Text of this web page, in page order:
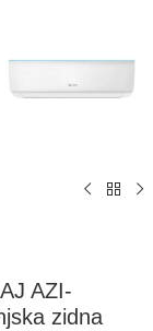
AZI-
zidna